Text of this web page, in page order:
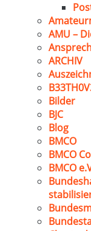
AMU –
ARCHIV
Bilder
BJC
Blog
BMCO
BMCO
BMCO